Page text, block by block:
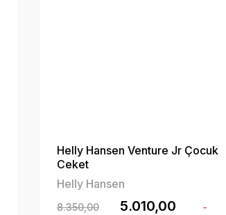
Helly Hansen Venture Jr Çocuk
Ceket
Helly Hansen
8.350,00
5.010,00
-